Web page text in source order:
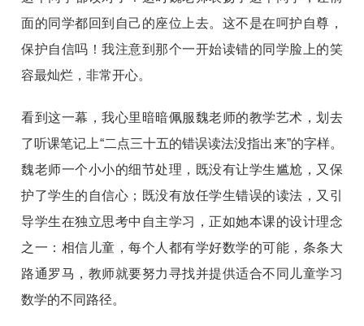
面的同学都回到自己的座位上去。这不是在呵护自尊，
保护自信吗！我注意到那个一开始读错的同学脸上的笑
容最灿烂，非常开心。
看到这一幕，我心里暗暗佩服魏老师的教学艺术，划去
了听课笔记上“二点三十五的错误读法没指出来”的字样。
魏老师一个小小的细节处理，既没有让学生尴尬，又保
护了学生的自信心；既没有放任学生错误的读法，又引
导学生在独立思考中自主学习，正如她本课的设计理念
之一：相信儿童，每个人都有学好数学的可能，条条大
路通罗马，教师就要努力寻找并提供适合不同儿童学习
数学的不同路径。